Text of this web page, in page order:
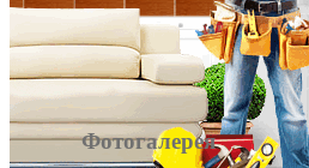
Фотогалерея